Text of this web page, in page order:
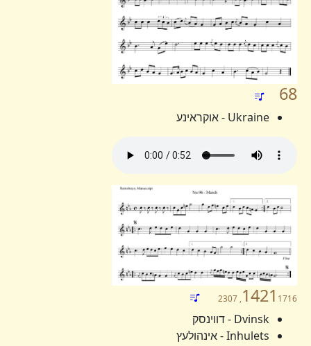
68
Ukraine - אוקראינע
14211716, 2307
Dvinsk - דווינסק
Inhulets - אינהולעץ